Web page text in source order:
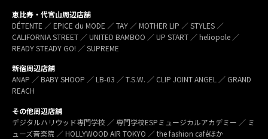
恵比寿・代官山周辺店舗
DÉTENTE ／ EPICE du MODE ／ TAY ／ MOTHER LIP ／ STYLES ／
CALIFORNIA STREET ／ UNITED BAMBOO ／ UP START ／ heliopole ／
READY STEADY GO! ／ SUPREME
新宿周辺店舗
ANAP ／ BABY SHOOP ／ LB-03 ／ T.S.W. ／ CLIP JOINT ANGEL ／ GRAND
REACH
その他周辺店舗
デジタルハリウッド専門学校 ／ 専門学校ESPミュージカルアカデミー ／ ミ
ューズ音楽院 ／ HOLLYWOOD AIR TOKYO ／ the fashion caféほか